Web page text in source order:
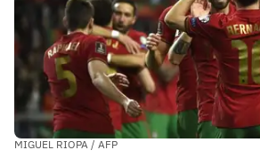
MIGUEL RIOPA / AFP